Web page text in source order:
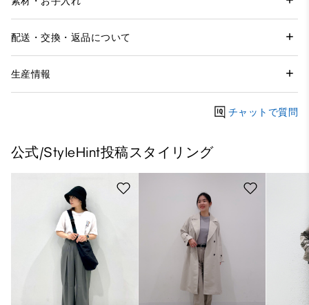
配送・交換・返品について
生産情報
チャットで質問
公式/StyleHint投稿スタイリング